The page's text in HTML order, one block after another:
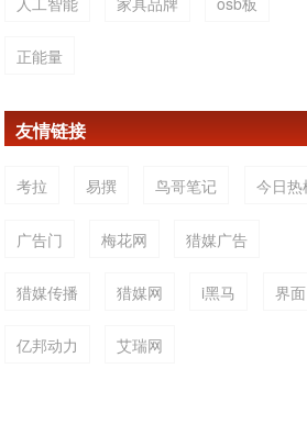
正能量
友情链接
考拉 易撰 鸟哥笔记 今日热
广告门 梅花网 猎媒广告
猎媒传播 猎媒网 i黑马 界面
亿邦动力 艾瑞网